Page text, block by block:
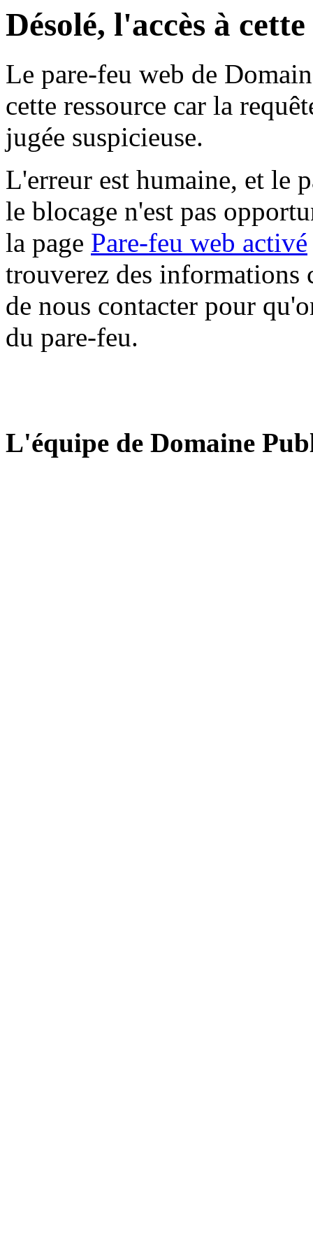
Désolé, l'accès à
Le pare-feu web de
cette ressource car la
jugée suspicieuse.
L'erreur est humaine, et le
le blocage n'est pas
la page Pare-feu web activé
trouverez des informations
de nous contacter pour
du pare-feu.
L'équipe de Domaine